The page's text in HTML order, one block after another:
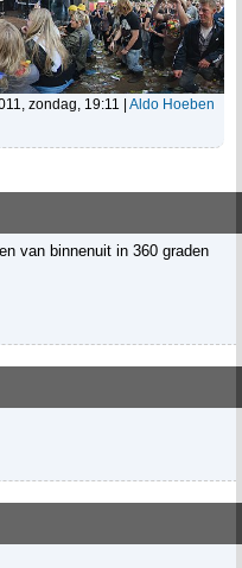
zondag, 19:11 Aldo Hoeben
van binnenuit in 360 graden